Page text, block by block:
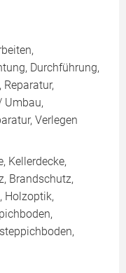
Durchführung,
Umbau,
Verlegen
Kellerdecke,
Brandschutz,
Holzoptik,